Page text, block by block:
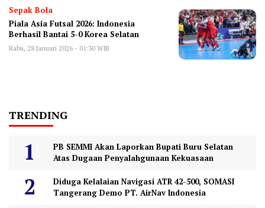
Sepak Bola
Piala Asia Futsal 2026: Indonesia
Berhasil Bantai 5-0 Korea Selatan
Rabu, 28 Januari 2026 - 01:30 WIB
TRENDING
PB SEMMI Akan Laporkan Bupati Buru Selatan
Atas Dugaan Penyalahgunaan Kekuasaan
Diduga Kelalaian Navigasi ATR 42-500, SOMASI
Tangerang Demo PT. AirNav Indonesia